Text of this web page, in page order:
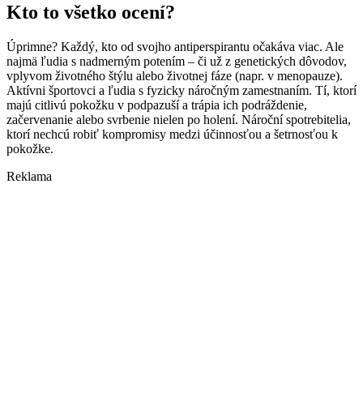
Kto to všetko ocení?
Úprimne? Každý, kto od svojho antiperspirantu očakáva viac. Ale
najmä ľudia s nadmerným potením – či už z genetických dôvodov,
vplyvom životného štýlu alebo životnej fáze (napr. v menopauze).
Aktívni športovci a ľudia s fyzicky náročným zamestnaním. Tí, ktorí
majú citlivú pokožku v podpazuší a trápia ich podráždenie,
začervenanie alebo svrbenie nielen po holení. Nároční spotrebitelia,
ktorí nechcú robiť kompromisy medzi účinnosťou a šetrnosťou k
pokožke.
Reklama